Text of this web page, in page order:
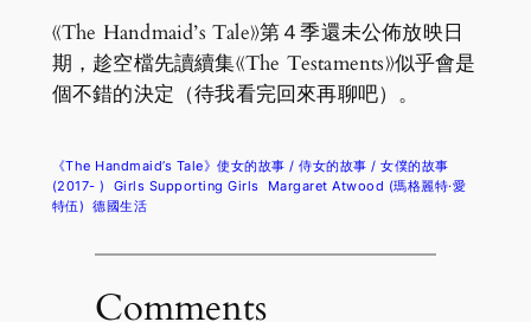
《The Handmaid’s Tale》第４季還未公佈放映日
期，趁空檔先讀續集《The Testaments》似乎會是
個不錯的決定（待我看完回來再聊吧）。
《The Handmaid’s Tale》使女的故事 / 侍女的故事 / 女僕的故事
(2017- )
Girls Supporting Girls
Margaret Atwood (瑪格麗特·愛
特伍) 德國生活
Comments